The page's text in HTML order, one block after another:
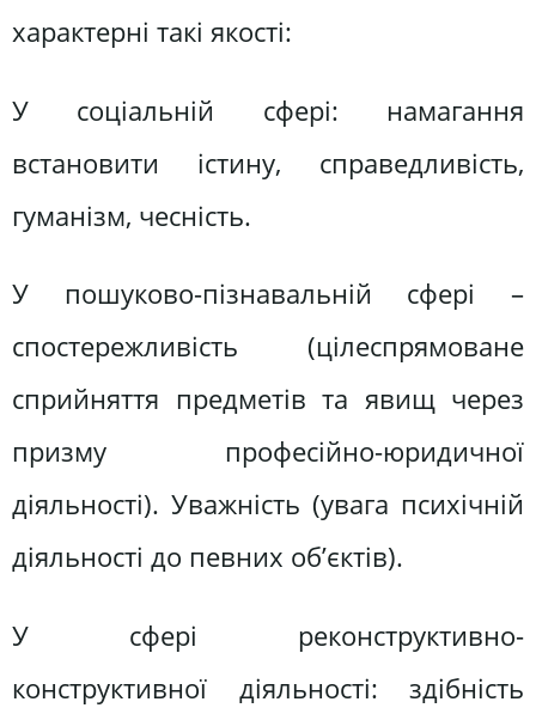
характерні такі якості:
У соціальній сфері: намагання
встановити істину, справедливість,
гуманізм, чесність.
У пошуково-пізнавальній сфері –
спостережливість (цілеспрямоване
сприйняття предметів та явищ через
призму професійно-юридичної
діяльності). Уважність (увага психічній
діяльності до певних об’єктів).
У сфері реконструктивно-
конструктивної діяльності: здібність